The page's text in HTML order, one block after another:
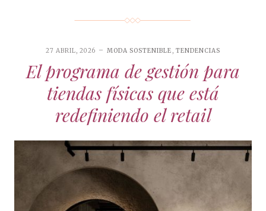
27 ABRIL, 2026 MODA SOSTENIBLE , TENDENCIAS
El programa de gestión para
tiendas físicas que está
redefiniendo el retail